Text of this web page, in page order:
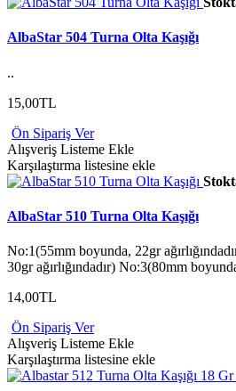
AlbaStar 504 Turna Olta Kaşığı
..
15,00TL
Ön Sipariş Ver
Alışveriş Listeme Ekle
Karşılaştırma listesine ekle
AlbaStar 510 Turna Olta Kaşığı
No:1(55mm boyunda, 22gr
30gr ağırlığındadır) No:3(80mm
14,00TL
Ön Sipariş Ver
Alışveriş Listeme Ekle
Karşılaştırma listesine ekle